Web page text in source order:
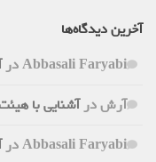
آخرین دیدگاه‌ها
Abbasali Faryabiدر
آرشدرآشنایی با
Abbasali Faryabiدر